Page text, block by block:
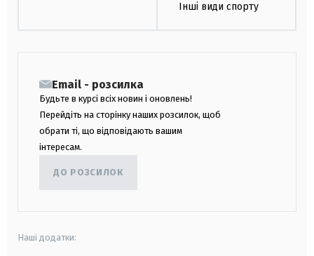
Інші види спорту
Email - розсилка
Будьте в курсі всіх новин і оновлень!
Перейдіть на сторінку наших розсилок, щоб
обрати ті, що відповідають вашим
інтересам.
ДО РОЗСИЛОК
Наші додатки: